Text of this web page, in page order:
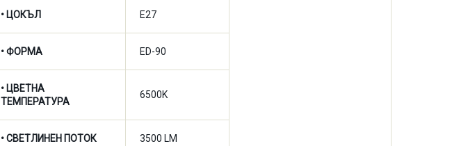
• ЦОКЪЛ E27
• ФОРМА ED-90
• ЦВЕТНА
ТЕМПЕРАТУРА
6500K
•СВЕТЛИНЕН ПОТОК 3500 LM